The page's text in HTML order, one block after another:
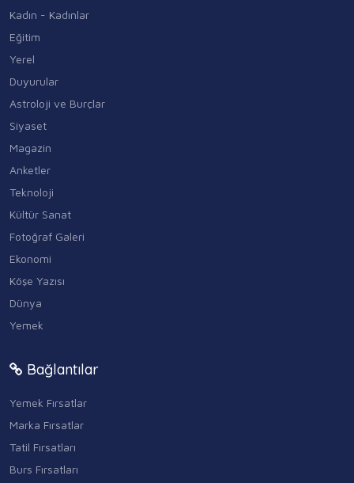
Kadın - Kadınlar
Eğitim
Yerel
Duyurular
Astroloji ve Burçlar
Siyaset
Magazin
Anketler
Teknoloji
Kültür Sanat
Fotoğraf Galeri
Ekonomi
Köşe Yazısı
Dünya
Yemek
Bağlantılar
Yemek Fırsatlar
Marka Fırsatlar
Tatil Fırsatları
Burs Fırsatları